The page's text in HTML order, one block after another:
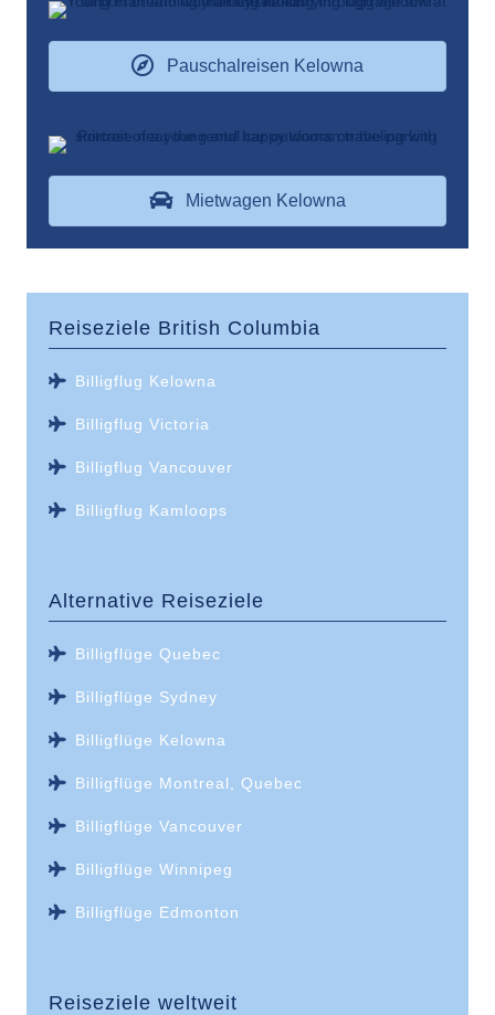
Pauschalreisen Kelowna
Mietwagen Kelowna
Reiseziele British Columbia
Billigflug Kelowna
Billigflug Victoria
Billigflug Vancouver
Billigflug Kamloops
Alternative Reiseziele
Billigflüge Quebec
Billigflüge Sydney
Billigflüge Kelowna
Billigflüge Montreal, Quebec
Billigflüge Vancouver
Billigflüge Winnipeg
Billigflüge Edmonton
Reiseziele weltweit